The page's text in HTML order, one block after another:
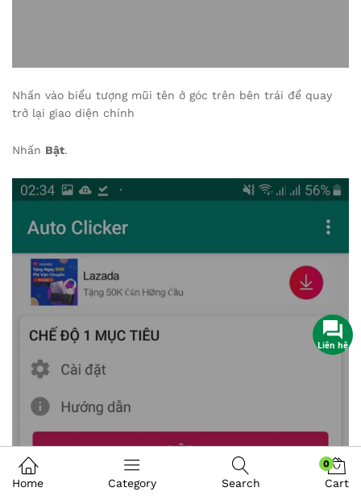
Nhấn vào biểu tượng mũi tên ở góc trên bên trái để quay
trở lại giao diện chính
Nhấn Bật.
Home Category Search
0
Cart